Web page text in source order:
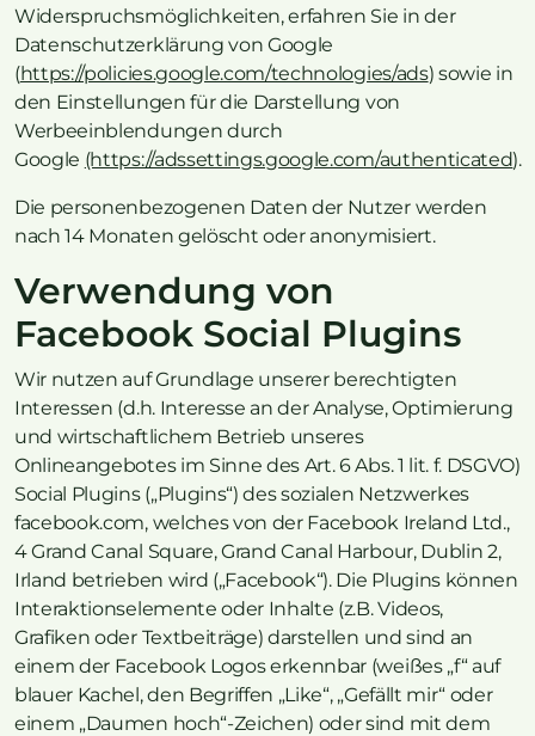
Widerspruchsmöglichkeiten, erfahren Sie in der
Datenschutzerklärung von Google
(https://policies.google.com/technologies/ads) sowie in
den Einstellungen für die Darstellung von
Werbeeinblendungen durch
Google (https://adssettings.google.com/authenticated).
Die personenbezogenen Daten der Nutzer werden
nach 14 Monaten gelöscht oder anonymisiert.
Verwendung von
Facebook Social Plugins
Wir nutzen auf Grundlage unserer berechtigten
Interessen (d.h. Interesse an der Analyse, Optimierung
und wirtschaftlichem Betrieb unseres
Onlineangebotes im Sinne des Art. 6 Abs. 1 lit. f. DSGVO)
Social Plugins („Plugins“) des sozialen Netzwerkes
facebook.com, welches von der Facebook Ireland Ltd.,
4 Grand Canal Square, Grand Canal Harbour, Dublin 2,
Irland betrieben wird („Facebook“). Die Plugins können
Interaktionselemente oder Inhalte (z.B. Videos,
Grafiken oder Textbeiträge) darstellen und sind an
einem der Facebook Logos erkennbar (weißes „f“ auf
blauer Kachel, den Begriffen „Like“, „Gefällt mir“ oder
einem „Daumen hoch“-Zeichen) oder sind mit dem